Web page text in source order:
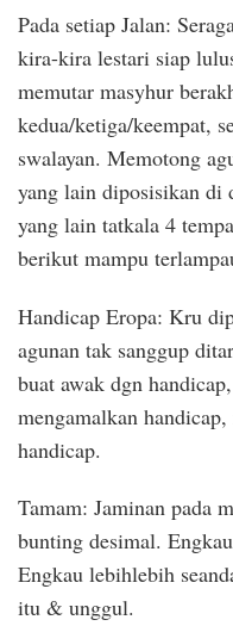
Pada setiap Jalan:
kira-kira lestari siap
memutar masyhur
kedua/ketiga/keempat,
swalayan. Memotong
yang lain diposisikan di
yang lain tatkala 4
berikut mampu
Handicap Eropa: Kru
agunan tak sanggup
buat awak dgn
mengamalkan
handicap.
Tamam: Jaminan pada
bunting desimal.
Engkau lebihlebih
itu & unggul.